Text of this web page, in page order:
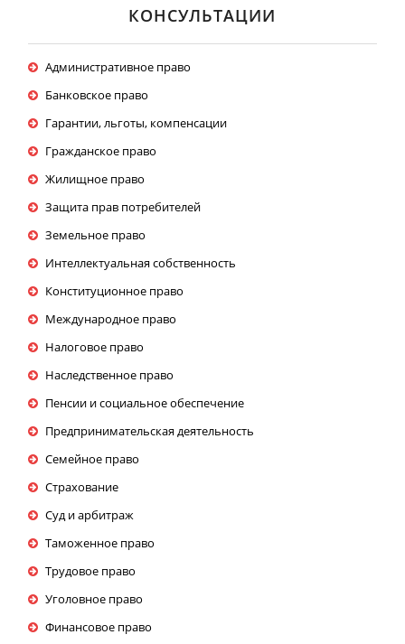
КОНСУЛЬТАЦИИ
Административное право
Банковское право
Гарантии, льготы, компенсации
Гражданское право
Жилищное право
Защита прав потребителей
Земельное право
Интеллектуальная собственность
Конституционное право
Международное право
Налоговое право
Наследственное право
Пенсии и социальное обеспечение
Предпринимательская деятельность
Семейное право
Страхование
Суд и арбитраж
Таможенное право
Трудовое право
Уголовное право
Финансовое право